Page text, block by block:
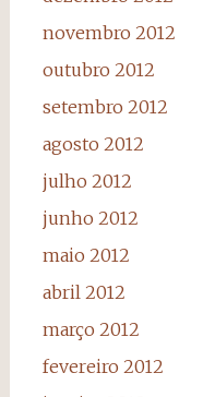
novembro 2012
outubro 2012
setembro 2012
agosto 2012
julho 2012
junho 2012
maio 2012
abril 2012
março 2012
fevereiro 2012